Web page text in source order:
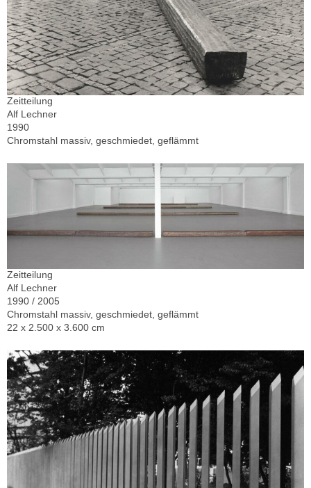
Zeitteilung
Alf Lechner
1990
Chromstahl massiv, geschmiedet, geflämmt
Zeitteilung
Alf Lechner
1990 / 2005
Chromstahl massiv, geschmiedet, geflämmt
22 x 2.500 x 3.600 cm